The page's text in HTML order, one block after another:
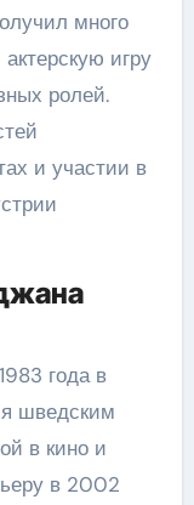
много
игру
ролей.
и участии в
года в
шведским
в кино и
в 2002